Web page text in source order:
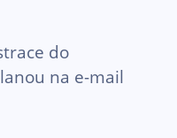
do
na e-mail